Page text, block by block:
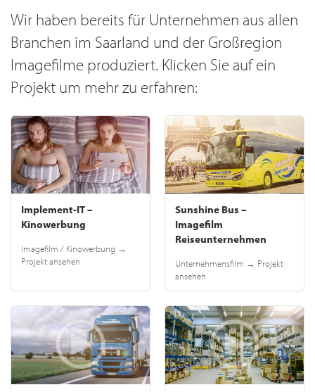
Wir haben bereits für Unternehmen aus allen
Branchen im Saarland und der Großregion
Imagefilme produziert. Klicken Sie auf ein
Projekt um mehr zu erfahren:
Implement-IT –
Kinowerbung
Imagefilm / Kinowerbung →
Projekt ansehen
Sunshine Bus –
Imagefilm
Reiseunternehmen
Unternehmensfilm → Projekt
ansehen